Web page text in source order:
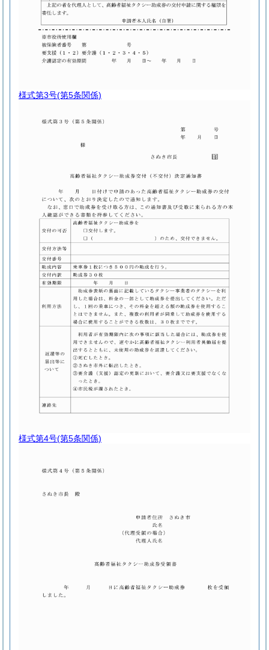
様式第3号(第5条関係)
様式第4号(第5条関係)